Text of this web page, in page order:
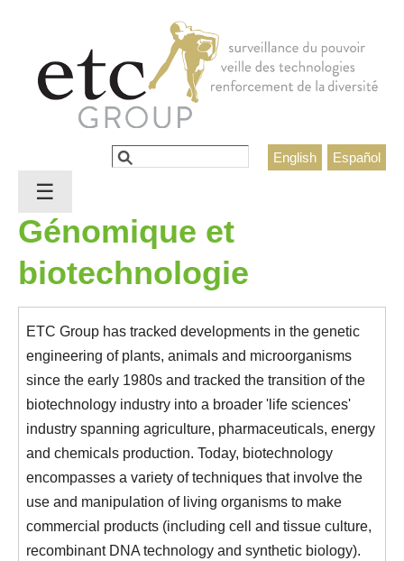
Español
English
Formulaire de recherche
Rechercher
Génomique et
biotechnologie
ETC Group has tracked developments in the genetic
engineering of plants, animals and microorganisms
since the early 1980s and tracked the transition of the
biotechnology industry into a broader 'life sciences'
industry spanning agriculture, pharmaceuticals, energy
and chemicals production. Today, biotechnology
encompasses a variety of techniques that involve the
use and manipulation of living organisms to make
commercial products (including cell and tissue culture,
recombinant DNA technology and synthetic biology).
☰